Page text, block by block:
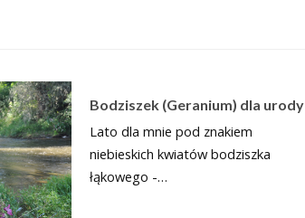
Bodziszek (Geranium) dla urody
Lato dla mnie pod znakiem
niebieskich kwiatów bodziszka
łąkowego -…